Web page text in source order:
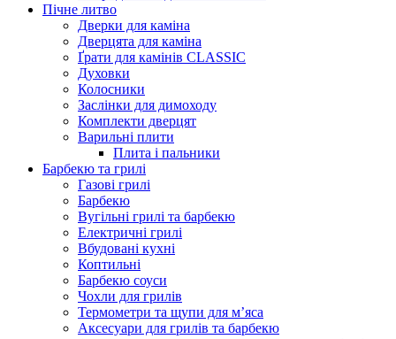
Пічне литво
Дверки для каміна
Дверцята для каміна
Ґрати для камінів CLASSIC
Духовки
Колосники
Заслінки для димоходу
Комплекти дверцят
Варильні плити
Плита і пальники
Барбекю та грилі
Газові грилі
Барбекю
Вугільні грилі та барбекю
Електричні грилі
Вбудовані кухні
Коптильні
Барбекю соуси
Чохли для грилів
Термометри та щупи для м’яса
Аксесуари для грилів та барбекю